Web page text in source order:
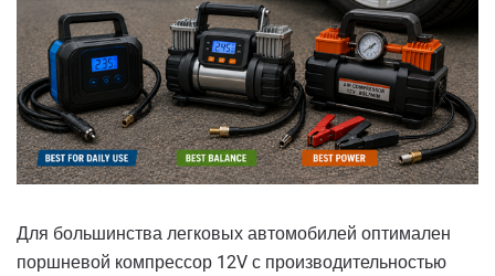
Для большинства легковых автомобилей оптимален
поршневой компрессор 12V с производительностью